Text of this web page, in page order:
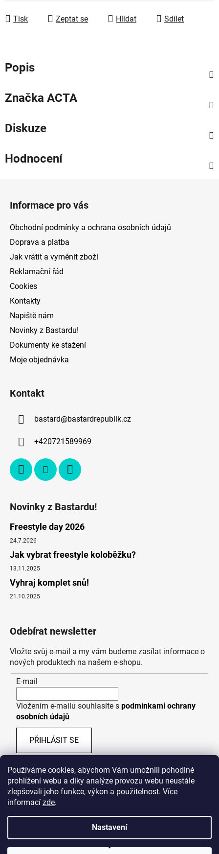
Používáme cookies, abychom Vám umožnili pohodlné
prohlížení webu a díky analýze provozu webu neustále
zlepšovali jeho funkce, výkon a použitelnost. Více
informací zde.
Nastavení
Tisk Zeptat se Hlídat Sdílet
Popis
Značka ACTA
Diskuze
Hodnocení
Informace pro vás
Obchodní podmínky a ochrana osobních údajů
Doprava a platba
Jak vrátit a vyměnit zboží
Reklamační řád
Cookies
Kontakty
Napiště nám
Novinky z Bastardu!
Dokumenty ke stažení
Moje objednávka
Kontakt
bastard@bastardrepublik.cz
+420721589969
Novinky z Bastardu!
Freestyle day 2026
24.7.2026
Jak vybrat freestyle koloběžku?
13.11.2025
Vyhraj komplet snů!
21.10.2025
Odebírat newsletter
Vložte svůj e-mail a my vám budeme zasílat informace o
nových produktech na našem e-shopu.
E-mail
Vložením e-mailu souhlasíte s podmínkami ochrany
osobních údajů
PŘIHLÁSIT SE
Vytvořil Shoptet